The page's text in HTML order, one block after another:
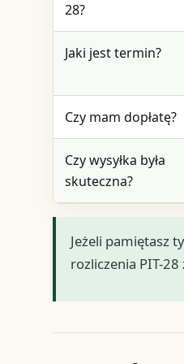
28?
Jaki jest termin?
Czy mam dopłatę?
Czy wysyłka była
skuteczna?
Jeżeli pamiętasz
rozliczenia PIT-